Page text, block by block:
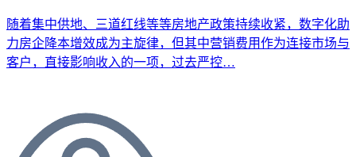
随着集中供地、三道红线等等房地产政策持续收紧，数字化助
力房企降本增效成为主旋律，但其中营销费用作为连接市场与
客户，直接影响收入的一项，过去严控…